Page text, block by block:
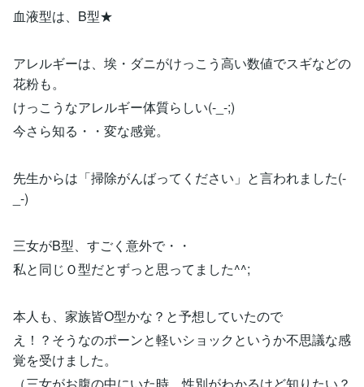
血液型は、B型★
アレルギーは、埃・ダニがけっこう高い数値でスギなどの
花粉も。
けっこうなアレルギー体質らしい(-_-;)
今さら知る・・変な感覚。
先生からは「掃除がんばってください」と言われました(-
_-)
三女がB型、すごく意外で・・
私と同じＯ型だとずっと思ってました^^;
本人も、家族皆O型かな？と予想していたので
え！？そうなのポーンと軽いショックというか不思議な感
覚を受けました。
（三女がお腹の中にいた時、性別がわかるけど知りたい？